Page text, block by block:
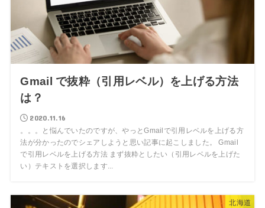
Gmail で抜粋（引用レベル）を上げる方法
は？
2020.11.16
。。。と悩んでいたのですが、やっとGmailで引用レベルを上げる方
法が分かったのでシェアしようと思い記事に起こしました。 Gmail
で引用レベルを上げる方法 まず抜粋としたい（引用レベルを上げた
い）テキストを選択します...
北海道